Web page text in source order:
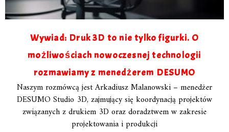
Wywiad: Druk 3D to nie tylko figurki. O
możliwościach nowoczesnej technologii
rozmawiamy z menedżerem DESUMO
Naszym rozmówcą jest Arkadiusz Malanowski – menedżer
DESUMO Studio 3D, zajmujący się koordynacją projektów
związanych z drukiem 3D oraz doradztwem w zakresie
projektowania i produkcji